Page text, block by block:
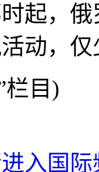
起，
动，
目)
入国际